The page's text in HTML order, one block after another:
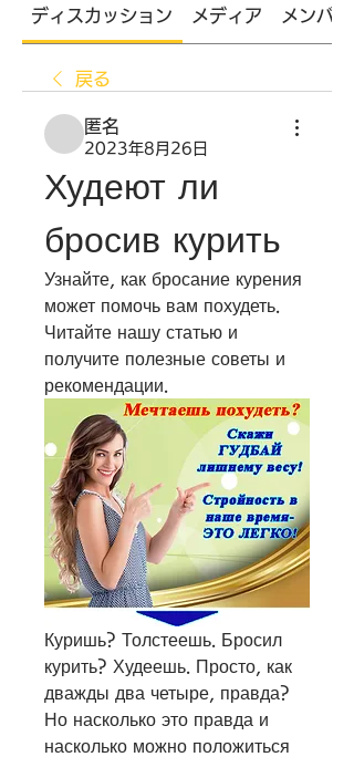
ディスカッション メディア メンバー
戻る
匿名
2023年8月26日
Худеют ли
бросив курить
Узнайте, как бросание курения
может помочь вам похудеть.
Читайте нашу статью и
получите полезные советы и
рекомендации.
Куришь? Толстеешь. Бросил
курить? Худеешь. Просто, как
дважды два четыре, правда?
Но насколько это правда и
насколько можно положиться